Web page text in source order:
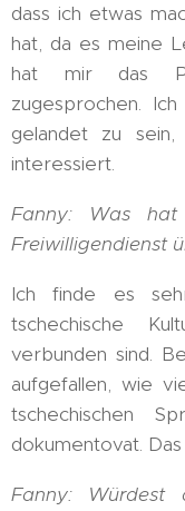
dass ich etwas
hat, da es meine
hat mir das
zugesprochen.
gelandet zu
interessiert.
Fanny: Was
Freiwilligendienst
Ich finde es
tschechische
verbunden sind.
aufgefallen, wie
tschechischen
dokumentovat.
Fanny: Würdest